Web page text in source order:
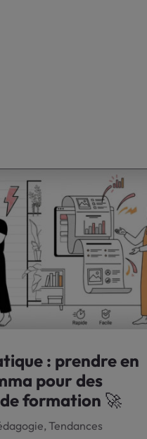
: prendre en
pour des
formation 🚀
, Tendances